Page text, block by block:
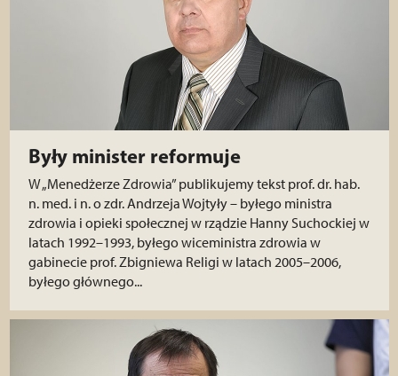
Były minister reformuje
W „Menedżerze Zdrowia” publikujemy tekst prof. dr. hab.
n. med. i n. o zdr. Andrzeja Wojtyły – byłego ministra
zdrowia i opieki społecznej w rządzie Hanny Suchockiej w
latach 1992–1993, byłego wiceministra zdrowia w
gabinecie prof. Zbigniewa Religi w latach 2005–2006,
byłego głównego...